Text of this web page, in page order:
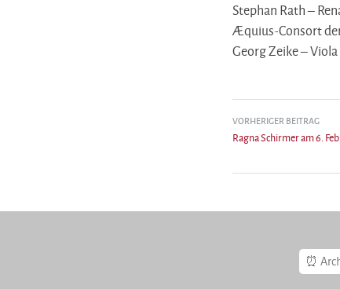
Stephan Rath –
Æquius-Consort
Georg Zeike –
VORHERIGER BEITRAG
Ragna Schirmer am 6.